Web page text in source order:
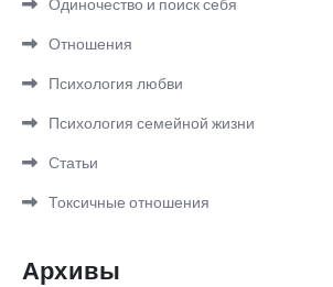
Одиночество и поиск себя
Отношения
Психология любви
Психология семейной жизни
Статьи
Токсичные отношения
Архивы